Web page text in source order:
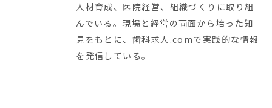
人材育成、医院経営、組織づくりに取り組
んでいる。現場と経営の両面から培った知
見をもとに、歯科求人.comで実践的な情報
を発信している。